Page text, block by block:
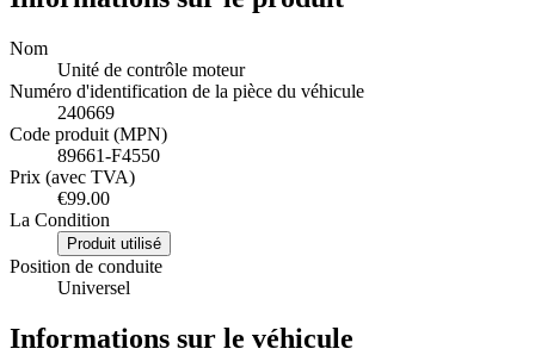
Nom
Unité de contrôle moteur
Numéro d'identification de la pièce du véhicule
240669
Code produit (MPN)
89661-F4550
Prix (avec TVA)
€99.00
La Condition
Produit utilisé
Position de conduite
Universel
Informations sur le véhicule